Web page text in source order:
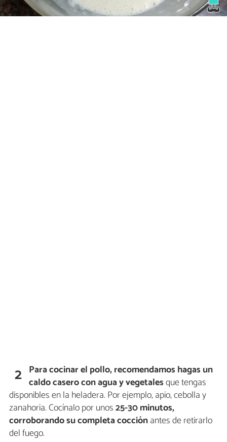
2 Para cocinar el pollo, recomendamos hagas un
caldo casero con agua y vegetalesque tengas
disponibles en la heladera. Por ejemplo, apio, cebolla y
zanahoria. Cocínalo por unos25-30 minutos,
corroborando su completa cocciónantes de retirarlo
del fuego.